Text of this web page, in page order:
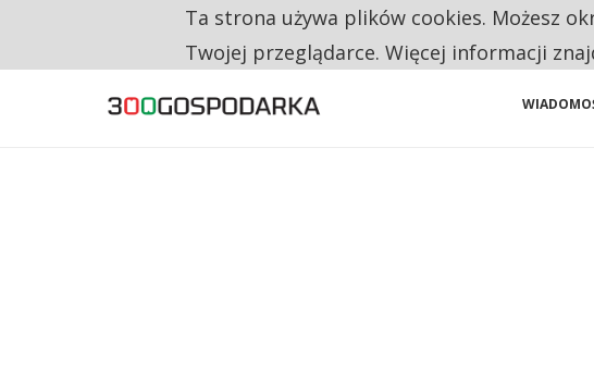
RESTRYKCJE CHIN UDERZAJĄ W EUROPEJSKI PRZEMYSŁ.
Ta strona używa plików cookies. Możesz
Twojej przeglądarce. Więcej informacji